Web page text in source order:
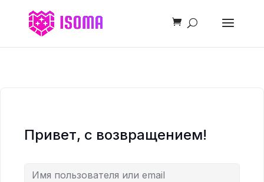
Привет, с возвращением!